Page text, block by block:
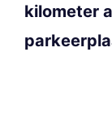
kilometer